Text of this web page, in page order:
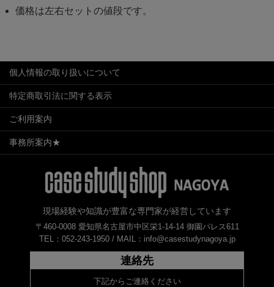
価格は左右セットの値段です。
個人情報の取り扱いについて
特定商取引法に関する表示
ご利用案内
事務所案内★
現場経験や知識が豊富な専門家が経営しています
〒460-0008 愛知県名古屋市中区栄1-14-14 御園パレス611
TEL：052-243-1950 / MAIL：info@casestudynagoya.jp
連絡先
下記からご連絡ください